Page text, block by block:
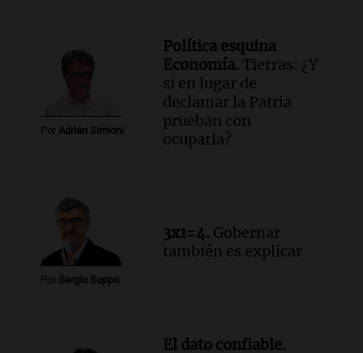
Manifestación en Rosario contra
la ley de Propiedad Privada debatida en
el Senado.
Viva la Radio Rosario
Episodios
Luis Juez cuestionó la polémica
Informados al regreso
Episodios
Por Adrián Simioni
Política esquina
Economía. Tierras: ¿Y
si en lugar de
declamar la Patria
prueban con
ocuparla?
Por Sergio Suppo
3x1=4. Gobernar
también es explicar
El dato confiable.